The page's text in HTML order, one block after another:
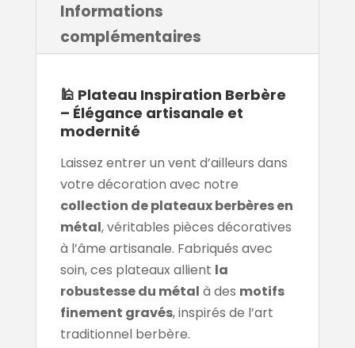
Informations
complémentaires
🕌 Plateau Inspiration Berbère
– Élégance artisanale et
modernité
Laissez entrer un vent d’ailleurs dans
votre décoration avec notre
collection de plateaux berbères en
métal, véritables pièces décoratives
à l’âme artisanale. Fabriqués avec
soin, ces plateaux allient la
robustesse du métal à des motifs
finement gravés, inspirés de l’art
traditionnel berbère.